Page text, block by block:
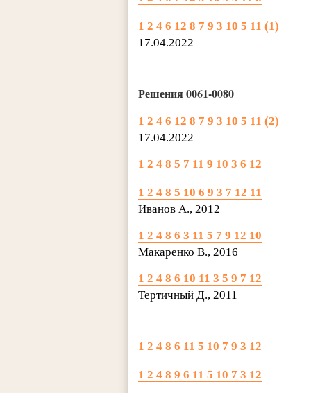
1 2 4 6 12 8 7 9 3 10 5 11 (1)
17.04.2022
Решения 0061-0080
1 2 4 6 12 8 7 9 3 10 5 11 (2)
17.04.2022
1 2 4 8 5 7 11 9 10 3 6 12
1 2 4 8 5 10 6 9 3 7 12 11
Иванов А., 2012
1 2 4 8 6 3 11 5 7 9 12 10
Макаренко В., 2016
1 2 4 8 6 10 11 3 5 9 7 12
Тертичный Д., 2011
1 2 4 8 6 11 5 10 7 9 3 12
1 2 4 8 9 6 11 5 10 7 3 12